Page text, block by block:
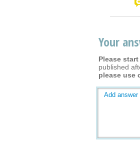
Your
Please
published
please use
Add answer